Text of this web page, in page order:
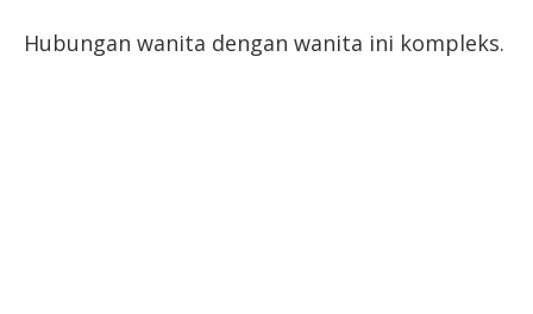
Hubungan wanita dengan wanita ini kompleks.